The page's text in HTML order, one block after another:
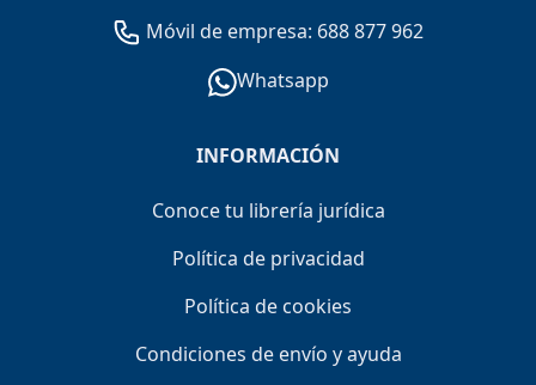
Móvil de empresa: 688 877 962
Whatsapp
INFORMACIÓN
Conoce tu librería jurídica
Política de privacidad
Política de cookies
Condiciones de envío y ayuda